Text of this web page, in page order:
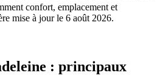
confort, emplacement et
mise à jour le 6 août 2026.
: principaux